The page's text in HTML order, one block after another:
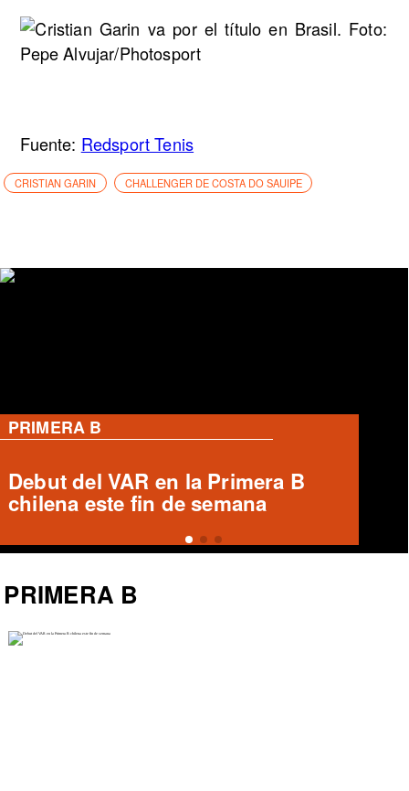
Fuente: Redsport Tenis
CRISTIAN GARIN CHALLENGER DE COSTA DO SAUIPE
PRIMERA B
Ronald Fuentes habla sobre caso
Enzo Riquelme y Ángelo Araos
PRIMERA B